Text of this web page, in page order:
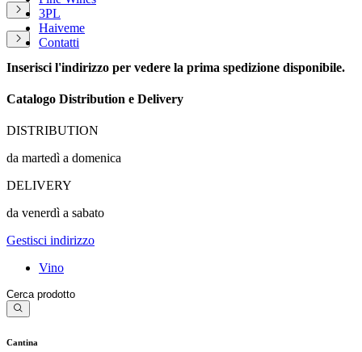
3PL
Haiveme
Contatti
Inserisci l'indirizzo per vedere la prima spedizione disponibile.
Catalogo Distribution e Delivery
DISTRIBUTION
da martedì a domenica
DELIVERY
da venerdì a sabato
Gestisci indirizzo
Vino
Cantina